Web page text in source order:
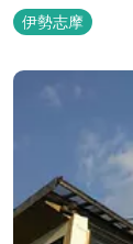
ことができます。
伊勢志摩